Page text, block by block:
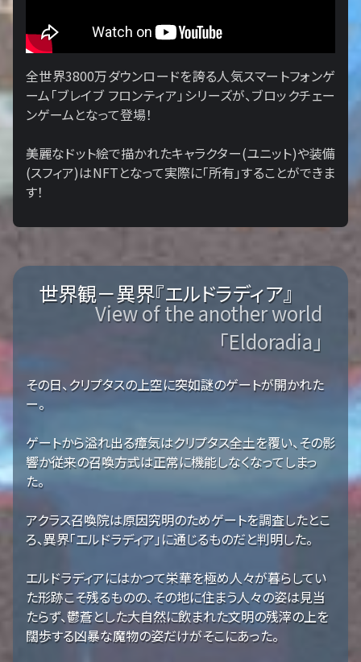
全世界3800万ダウンロードを誇る人気スマートフォンゲ
ーム「ブレイブ フロンティア」シリーズが、ブロックチェー
ンゲームとなって登場！
美麗なドット絵で描かれたキャラクター(ユニット)や装備
(スフィア)はNFTとなって実際に「所有」することができま
す！
世界観－異界『エルドラディア』
View of the another world
「Eldoradia」
その日、クリプタスの上空に突如謎のゲートが開かれた
ー。
ゲートから溢れ出る瘴気はクリプタス全土を覆い、その影
響か従来の召喚方式は正常に機能しなくなってしまっ
た。
アクラス召喚院は原因究明のためゲートを調査したとこ
ろ、異界「エルドラディア」に通じるものだと判明した。
エルドラディアにはかつて栄華を極め人々が暮らしてい
た形跡こそ残るものの、その地に住まう人々の姿は見当
たらず、鬱蒼とした大自然に飲まれた文明の残滓の上を
闊歩する凶暴な魔物の姿だけがそこにあった。